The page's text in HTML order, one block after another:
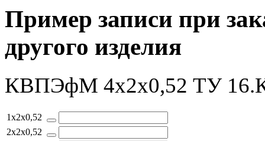
Пример записи при
другого изделия
КВПЭфМ 4x2x0,52 ТУ
1x2x0,52
2x2x0,52